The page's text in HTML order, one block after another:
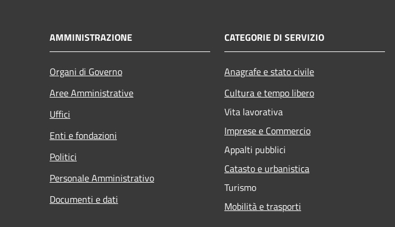
AMMINISTRAZIONE
Organi di Governo
Aree Amministrative
Uffici
Enti e fondazioni
Politici
Personale Amministrativo
Documenti e dati
CATEGORIE DI SERVIZIO
Anagrafe e stato civile
Cultura e tempo libero
Vita lavorativa
Imprese e Commercio
Appalti pubblici
Catasto e urbanistica
Turismo
Mobilità e trasporti